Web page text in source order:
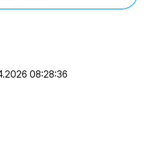
08:28:36